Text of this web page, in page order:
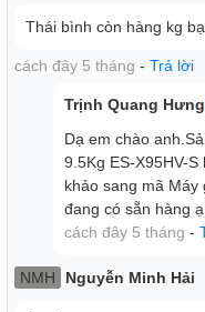
Dolphin
Thái bình còn hàng kg
cách đây 5 tháng - Trả lời
Trịnh Quang Hưng
Dạ em chào
9.5Kg ES-X95HV-
khảo sang mã Máy
đang có sẵn hàng
cách đây 5 tháng -
NMH Nguyễn Minh Hải